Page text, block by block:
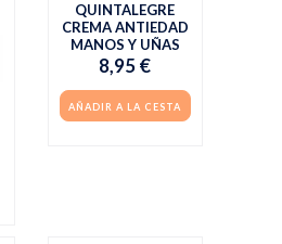
QUINTALEGRE
CREMA ANTIEDAD
MANOS Y UÑAS
8,95 €
AÑADIR A LA CESTA